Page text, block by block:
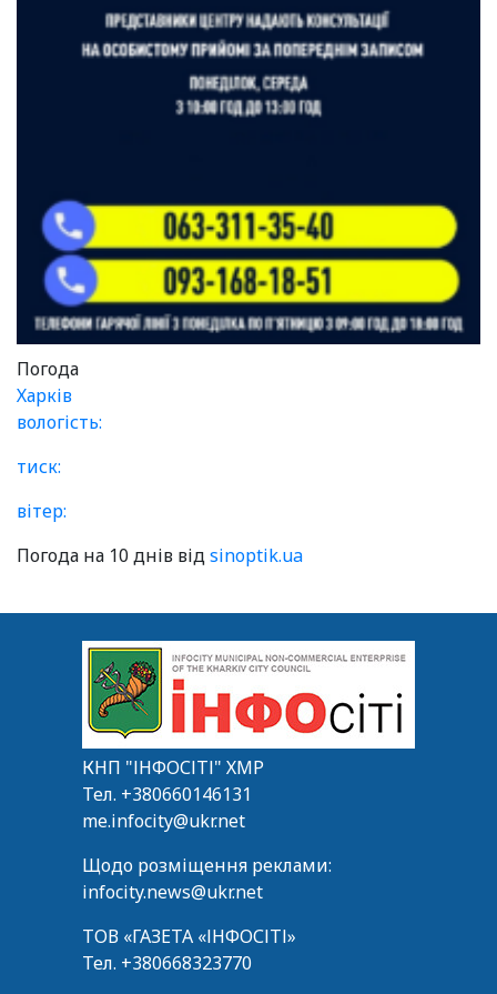
Погода
Харків
вологість:
тиск:
вітер:
Погода на 10 днів відsinoptik.ua
КНП "ІНФОСІТІ" ХМР
Тел. +380660146131
me.infocity@ukr.net
Щодо розміщення реклами:
infocity.news@ukr.net
ТОВ «ГАЗЕТА «ІНФОСІТІ»
Тел. +380668323770